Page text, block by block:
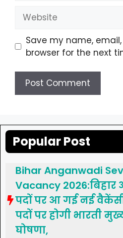
Website
Save my name,
browser for the next
Popular Post
Bihar Anganwadi
Vacancy
पदों पर आ गई नई
पदों पर होगी भारती
घोषणा,